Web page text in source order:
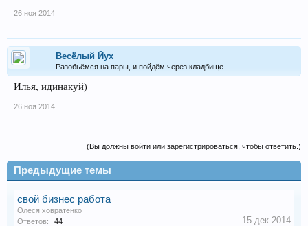
26 ноя 2014
Весёлый Йух
Разобьёмся на пары, и пойдём через кладбище.
Илья, идинакуй)
26 ноя 2014
(Вы должны войти или зарегистрироваться, чтобы ответить.)
Предыдущие темы
свой бизнес работа
Олеся ховратенко
Ответов:
44 15 дек 2014